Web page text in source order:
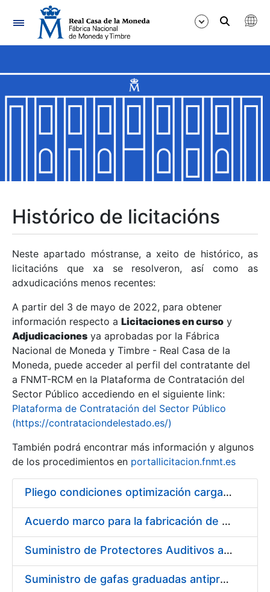
Navegación
Mostrar/Ocultar
Mostrar/Ocultar
Mostrar/Ocultar
Mostrar/Ocultar
Mostrar/Ocultar
Mostrar/Ocultar
Mostrar/Ocultar
Histórico de licitacións
Neste apartado móstranse, a xeito de histórico, as
licitacións que xa se resolveron, así como as
adxudicacións menos recentes:
A partir del 3 de mayo de 2022, para obtener
información respecto a Licitaciones en curso y
Adjudicaciones ya aprobadas por la Fábrica
Nacional de Moneda y Timbre - Real Casa de la
Moneda, puede acceder al perfil del contratante del
a FNMT-RCM en la Plataforma de Contratación del
Sector Público accediendo en el siguiente link:
Plataforma de Contratación del Sector Público
(https://contrataciondelestado.es/)
También podrá encontrar más información y algunos
de los procedimientos en portallicitacion.fnmt.es
Pliego condiciones optimización cargas compras firmado
Acuerdo marco para la fabricación de piezas
Suministro de Protectores Auditivos a medida para las personas trabajadoras de los Centros de Trabajo de Madrid y Burgos
Suministro de gafas graduadas antiproyecciones para los trabajadores de la FNMT-RCM en los centros de trabajo de Madrid y Burgos